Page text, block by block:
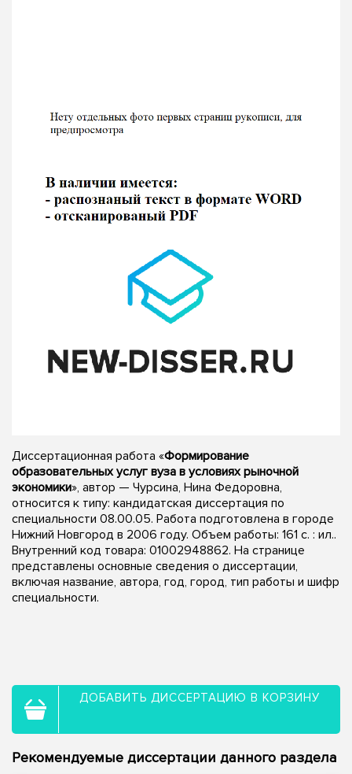
Диссертационная работа «Формирование
образовательных услуг вуза в условиях рыночной
экономики», автор — Чурсина, Нина Федоровна,
относится к типу: кандидатская диссертация по
специальности 08.00.05. Работа подготовлена в городе
Нижний Новгород в 2006 году. Объем работы: 161 с. : ил..
Внутренний код товара: 01002948862. На странице
представлены основные сведения о диссертации,
включая название, автора, год, город, тип работы и шифр
специальности.
ДОБАВИТЬ ДИССЕРТАЦИЮ В КОРЗИНУ
Рекомендуемые диссертации данного раздела